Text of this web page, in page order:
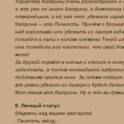
Характер Катрины очень разнообразен
а это уже не ангел Катрина, а
отвернёшься, а её уже нет: убежала
Катрина – это Личность. Причём с
над взрослыми или убежать из лагеря
попадёт в лапы к котам племени Теней
она полюбила его настолько, что свой
мила!
За друзей порвёт в клочья и слепит в
заболтать, а потом неожиданно
действиям против него. За племя
всё равно убежит из лагеря и будет
Вот такая вот Катрина. Ну а что вы
8. Личный статус
(Надпись над вашим аватаром)
.:Гаситель звёзд:.